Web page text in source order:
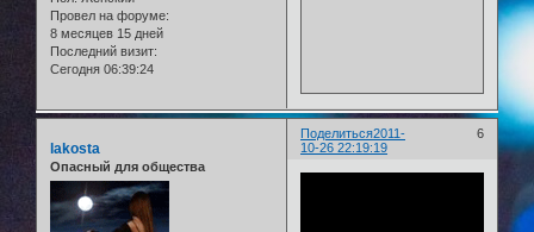
Провел на форуме:
8 месяцев 15 дней
Последний визит:
Сегодня 06:39:24
Поделиться 6
2011-
10-26 22:19:19
lakosta
Опасный для общества